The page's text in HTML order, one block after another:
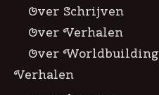
Over Schrijven
Over Verhalen
Over Worldbuilding
Verhalen